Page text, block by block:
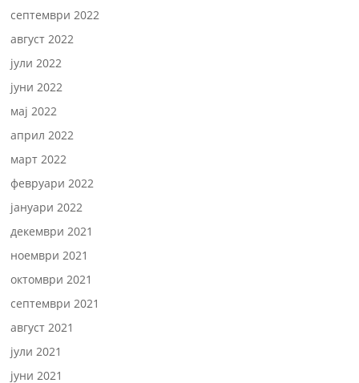
септември 2022
август 2022
јули 2022
јуни 2022
мај 2022
април 2022
март 2022
февруари 2022
јануари 2022
декември 2021
ноември 2021
октомври 2021
септември 2021
август 2021
јули 2021
јуни 2021